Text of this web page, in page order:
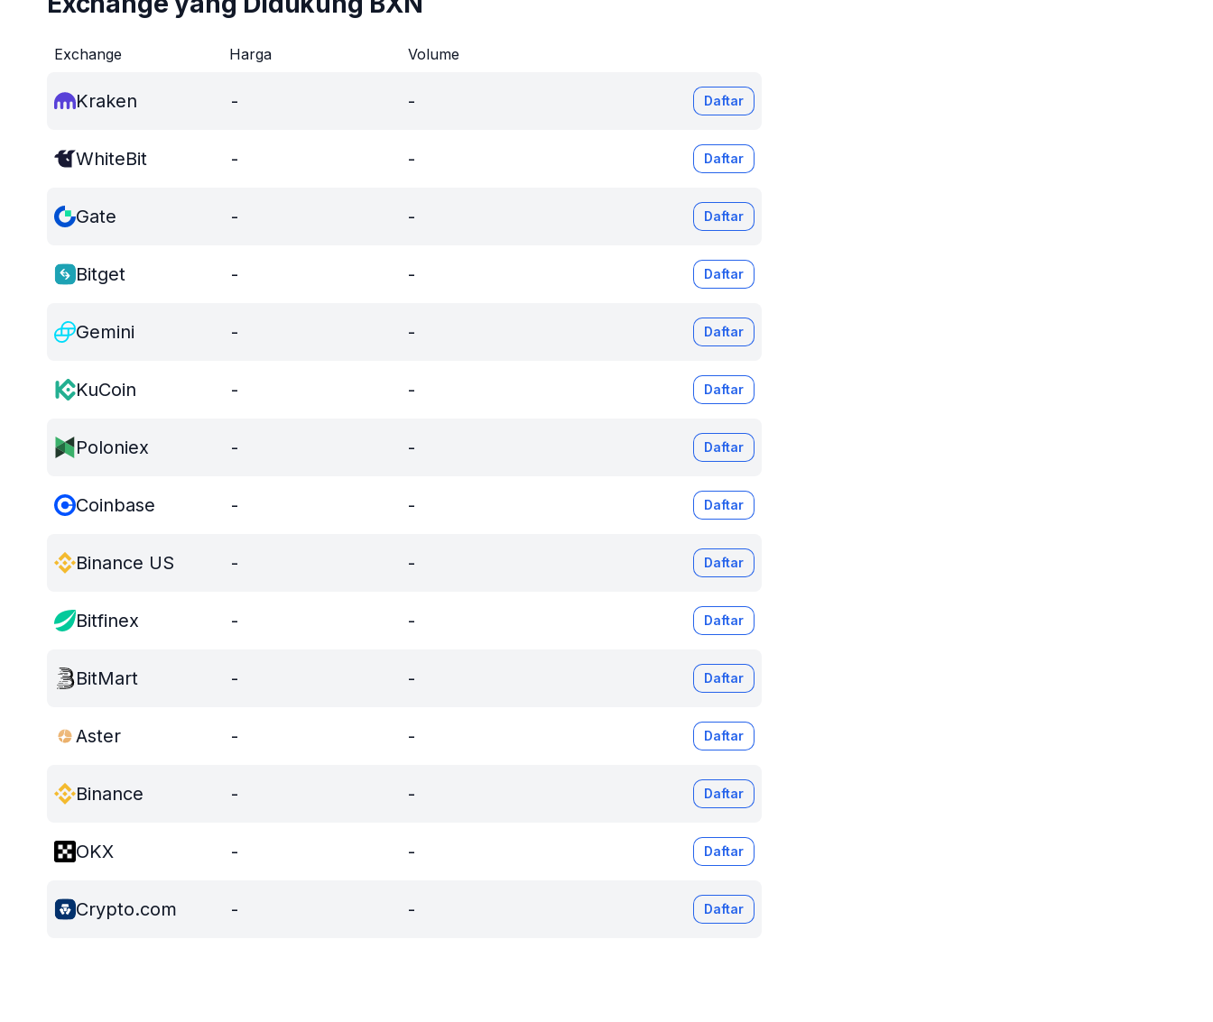
Exchange Harga Volume
Kraken - - Daftar
WhiteBit - - Daftar
Gate - - Daftar
Bitget - - Daftar
Gemini - - Daftar
KuCoin - - Daftar
Poloniex - - Daftar
Coinbase - - Daftar
Binance US - - Daftar
Bitfinex - - Daftar
BitMart - - Daftar
Aster - - Daftar
Binance - - Daftar
OKX - - Daftar
Crypto.com - - Daftar